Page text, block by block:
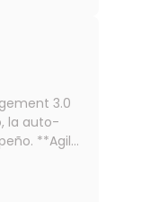
2 horas
3.0
y